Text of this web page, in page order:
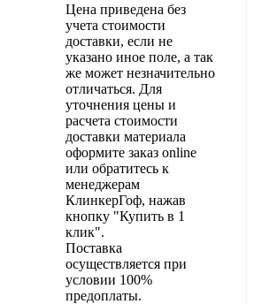
Цена приведена без
учета стоимости
доставки, если не
указано иное поле, а так
же может незначительно
отличаться. Для
уточнения цены и
расчета стоимости
доставки материала
оформите заказ online
или обратитесь к
менеджерам
КлинкерГоф, нажав
кнопку "Купить в 1
клик".
Поставка
осуществляется при
условии 100%
предоплаты.